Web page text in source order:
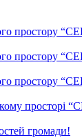
простору
простору
простору
просторі
громади!